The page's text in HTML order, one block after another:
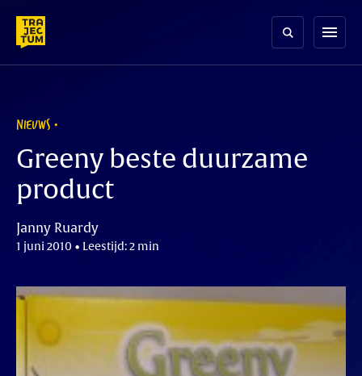
content
menu
NIEUWS
Greeny beste duurzame
product
Janny Ruardy
1 juni 2010 • Leestijd: 2 min